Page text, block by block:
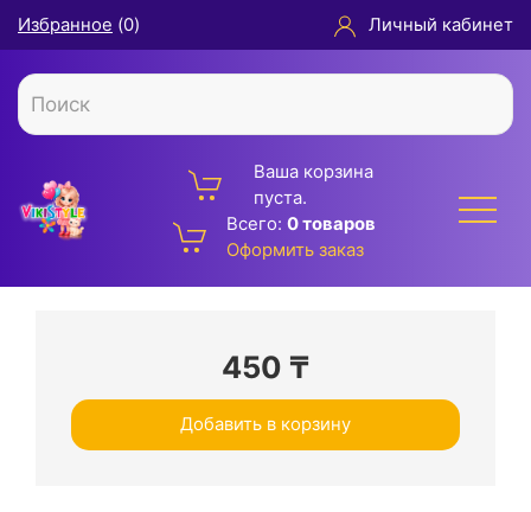
Избранное (0) Личный кабинет
Ваша корзина
пуста.
Всего: 0 товаров
Оформить заказ
450 ₸
Добавить в корзину